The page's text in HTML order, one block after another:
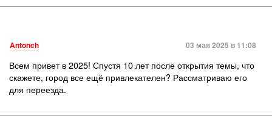
Antonch 03 мая 2025 в 11:08
Всем привет в 2025! Спустя 10 лет после открытия темы, что
скажете, город все ещё привлекателен? Рассматриваю его
для переезда.